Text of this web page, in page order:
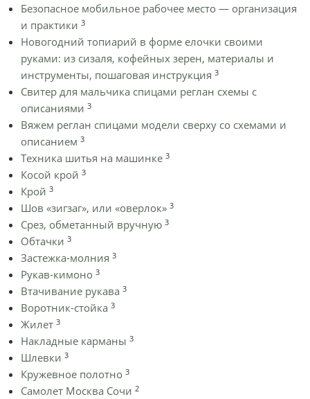
Безопасное мобильное рабочее место — организация
и практики 3
Новогодний топиарий в форме елочки своими
руками: из сизаля, кофейных зерен, материалы и
инструменты, пошаговая инструкция 3
Cвитер для мальчика спицами реглан схемы с
описаниями 3
Вяжем реглан спицами модели сверху со схемами и
описанием 3
Техника шитья на машинке 3
Косой крой 3
Крой 3
Шов «зигзаг», или «оверлок» 3
Срез, обметанный вручную 3
Обтачки 3
Застежка-молния 3
Рукав-кимоно 3
Втачивание рукава 3
Воротник-стойка 3
Жилет 3
Накладные карманы 3
Шлевки 3
Кружевное полотно 3
Самолет Москва Сочи 2